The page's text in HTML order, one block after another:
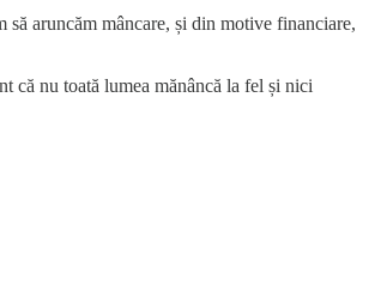
să aruncăm mâncare, și din motive financiare,
că nu toată lumea mănâncă la fel și nici